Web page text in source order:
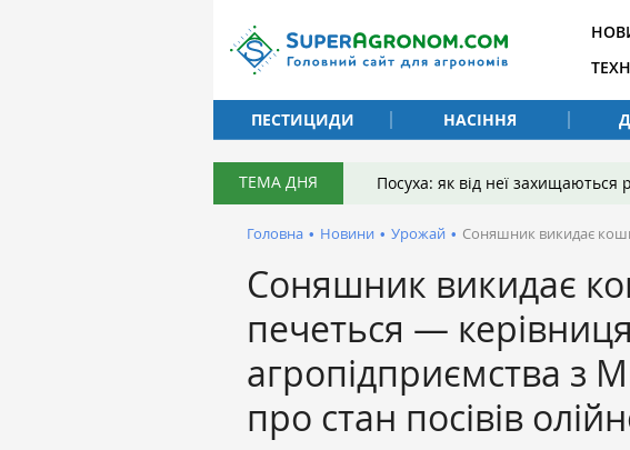
ПЕСТИЦИДИ
НАСІННЯ
ТЕМА ДНЯ Посуха: як від неї
Головна • Новини • Урожай • Соняшник викидає
Соняшник викидає
печеться — керівниця
агропідприємства з
про стан посівів